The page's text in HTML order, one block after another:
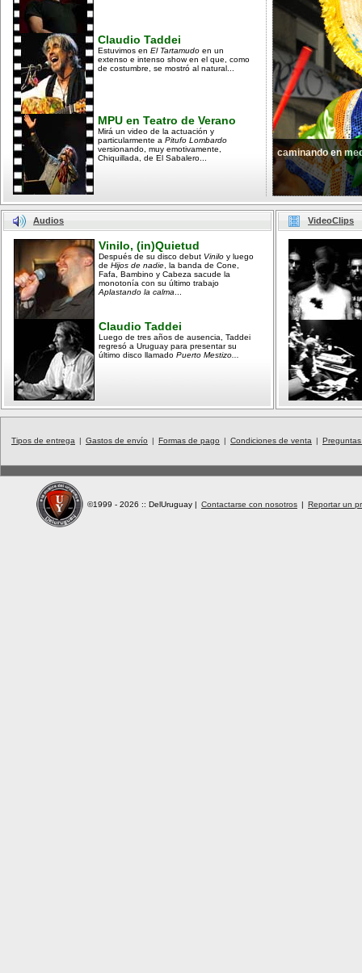
Claudio Taddei
Estuvimos en El Tartamudo en un
extenso e intenso show en el que, como
de costumbre, se mostró al natural...
MPU en Teatro de Verano
Mirá un video de la actuación y
particularmente a Pitufo Lombardo
versionando, muy emotivamente,
Chiquillada, de El Sabalero...
caminando en
Audios
Vinilo, (in)Quietud
Después de su disco debut Vinilo y luego
de Hijos de nadie , la banda de Cone,
Fafa, Bambino y Cabeza sacude la
monotonía con su último trabajo
Aplastando la calma
Claudio Taddei
Luego de tres años de ausencia, Taddei
regresó a Uruguay para presentar su
último disco llamado Puerto Mestizo...
VideoClips
Tipos de entrega | Gastos de envío | Formas de pago | Condiciones de venta |
©1999 - 2026 :: DelUruguay | Contactarse con nosotros | Reportar un